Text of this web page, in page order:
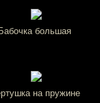
Бабочка большая
на пружине